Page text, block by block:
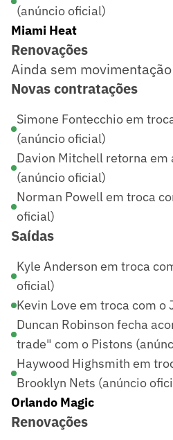
(anúncio oficial)
Miami Heat
Renovações
Ainda sem movimentação
Novas contratações
Simone Fontecchio em
(anúncio oficial)
Davion Mitchell retorna em
(anúncio oficial)
Norman Powell em troca
oficial)
Saídas
Kyle Anderson em troca
oficial)
Kevin Love em troca com o
Duncan Robinson fecha
trade" com o Pistons
Haywood Highsmith em
Brooklyn Nets (anúncio
Orlando Magic
Renovações